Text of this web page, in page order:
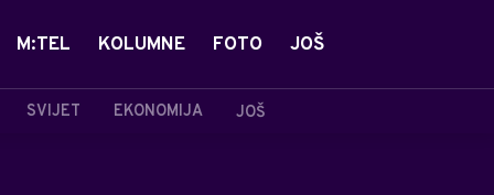
SVIJET EKONOMIJA JOŠ
M:TEL KOLUMNE FOTO JOŠ